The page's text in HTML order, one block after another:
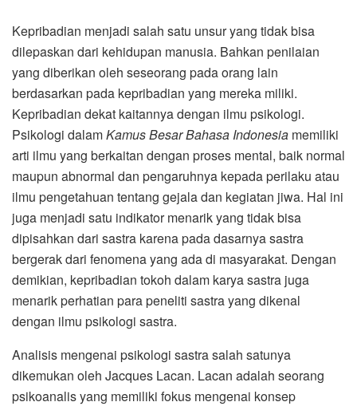
Kepribadian menjadi salah satu unsur yang tidak bisa
dilepaskan dari kehidupan manusia. Bahkan penilaian
yang diberikan oleh seseorang pada orang lain
berdasarkan pada kepribadian yang mereka miliki.
Kepribadian dekat kaitannya dengan ilmu psikologi.
Psikologi dalamKamus Besar Bahasa Indonesia memiliki
arti ilmu yang berkaitan dengan proses mental, baik normal
maupun abnormal dan pengaruhnya kepada perilaku atau
ilmu pengetahuan tentang gejala dan kegiatan jiwa. Hal ini
juga menjadi satu indikator menarik yang tidak bisa
dipisahkan dari sastra karena pada dasarnya sastra
bergerak dari fenomena yang ada di masyarakat. Dengan
demikian, kepribadian tokoh dalam karya sastra juga
menarik perhatian para peneliti sastra yang dikenal
dengan ilmu psikologi sastra.
Analisis mengenai psikologi sastra salah satunya
dikemukan oleh Jacques Lacan. Lacan adalah seorang
psikoanalis yang memiliki fokus mengenai konsep